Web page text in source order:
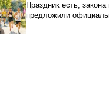
Праздник есть,
предложили